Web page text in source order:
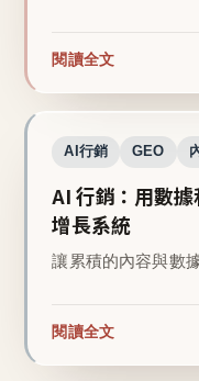
閱讀全文
AI行銷 GEO
AI 行銷：用數
增長系統
讓累積的內容與數
閱讀全文